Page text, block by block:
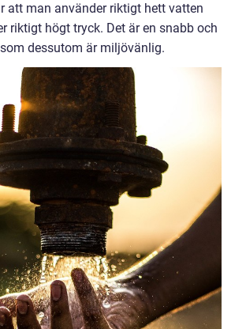
att man använder riktigt hett vatten
riktigt högt tryck. Det är en snabb och
dessutom är miljövänlig.